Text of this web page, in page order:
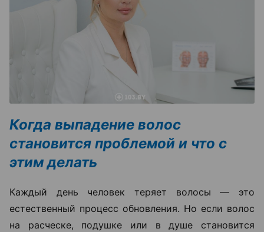
Когда выпадение волос
становится проблемой и что с
этим делать
Каждый день человек теряет волосы — это
естественный процесс обновления. Но если волос
на расческе, подушке или в душе становится